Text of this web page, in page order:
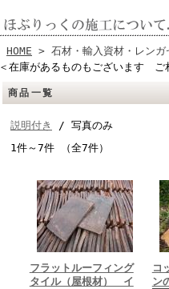
HOME > 石材・輸入資材・レンガ
＜在庫があるものもございます ご
商品一覧
説明付き
/ 写真のみ
1件～7件 （全7件）
フラットルーフィング
タイル（屋根材） イ
コ
ン